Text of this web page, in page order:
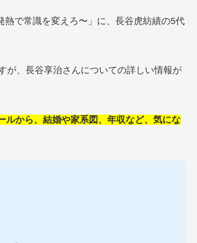
熱で常識を変えろ〜」に、長谷虎紡績の5代
が、長谷享治さんについての詳しい情報が
から、結婚や家系図、年収など、気にな